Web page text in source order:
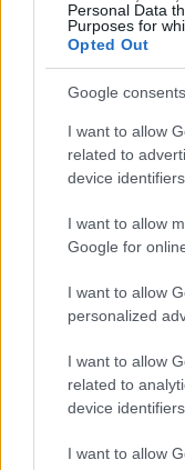
Personal Data
Purposes for
Opted Out
Google consents
I want to allow
related to
device
I want to allow
Google for
I want to allow
personalized
I want to allow
related to
device
I want to allow
(VIDEO) Nova asfaltna
na cesti Ravne-
intenzivno napredujejo
Cesta med Ravnami na
predčasno odprta za